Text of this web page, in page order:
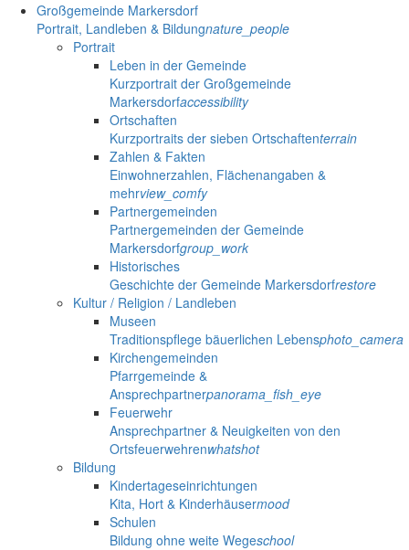
Großgemeinde Markersdorf
Portrait, Landleben & Bildungnature_people
Portrait
Leben in der Gemeinde
Kurzportrait der Großgemeinde
Markersdorfaccessibility
Ortschaften
Kurzportraits der sieben Ortschaftenterrain
Zahlen & Fakten
Einwohnerzahlen, Flächenangaben &
mehrview_comfy
Partnergemeinden
Partnergemeinden der Gemeinde
Markersdorfgroup_work
Historisches
Geschichte der Gemeinde Markersdorfrestore
Kultur / Religion / Landleben
Museen
Traditionspflege bäuerlichen Lebensphoto_camera
Kirchengemeinden
Pfarrgemeinde &
Ansprechpartnerpanorama_fish_eye
Feuerwehr
Ansprechpartner & Neuigkeiten von den
Ortsfeuerwehrenwhatshot
Bildung
Kindertageseinrichtungen
Kita, Hort & Kinderhäusermood
Schulen
Bildung ohne weite Wegeschool